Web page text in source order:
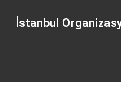
İstanbul